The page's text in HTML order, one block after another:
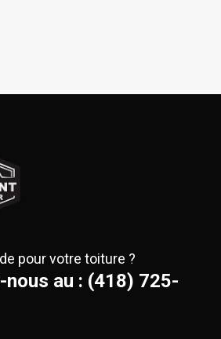
pour votre toiture ?
nous au : (418) 725-